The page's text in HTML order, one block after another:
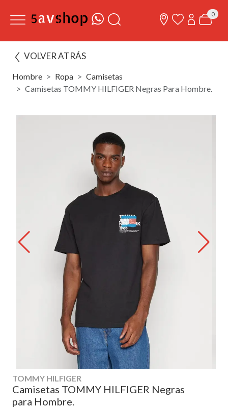
0
VOLVER ATRÁS
Hombre Ropa
Camisetas
Camisetas TOMMY HILFIGER Negras Para Hombre.
TOMMY HILFIGER
Camisetas TOMMY HILFIGER Negras
para Hombre.